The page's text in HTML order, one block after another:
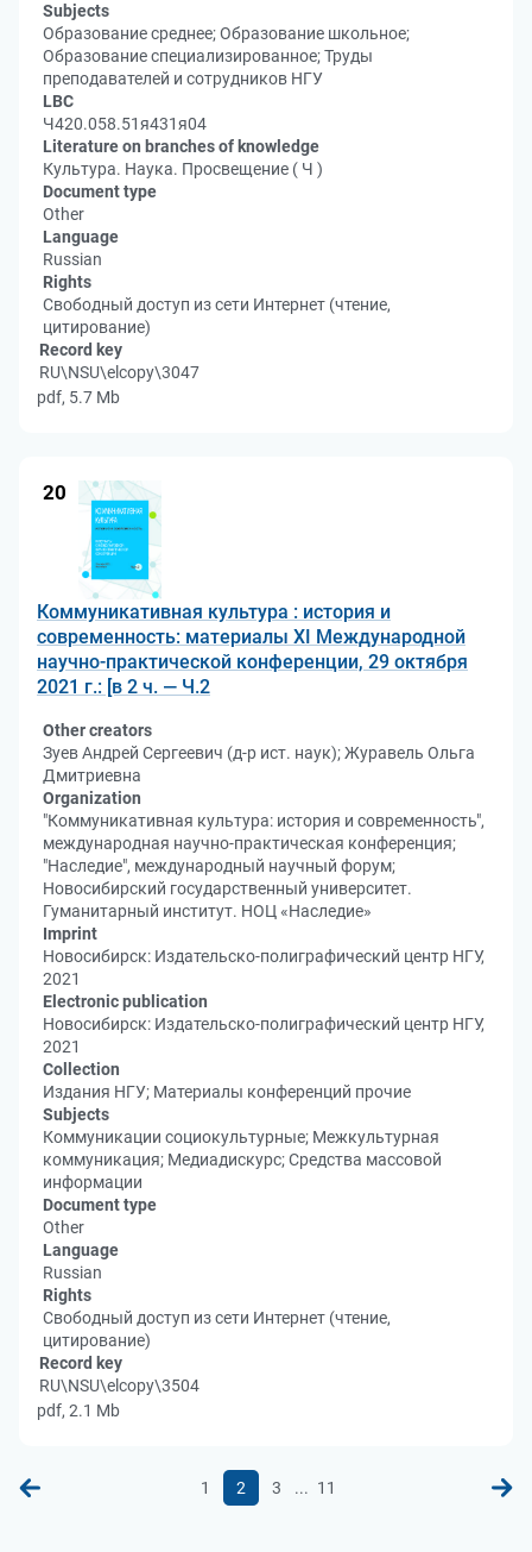
Subjects
Образование среднее; Образование школьное;
Образование специализированное; Труды
преподавателей и сотрудников НГУ
LBC
Ч420.058.51я431я04
Literature on branches of knowledge
Культура. Наука. Просвещение ( Ч )
Document type
Other
Language
Russian
Rights
Свободный доступ из сети Интернет (чтение,
цитирование)
Record key
RU\NSU\elcopy\3047
pdf, 5.7 Mb
20
Коммуникативная культура : история и
современность: материалы XI Международной
научно-практической конференции, 29 октября
2021 г.: [в 2 ч. — Ч.2
Other creators
Зуев Андрей Сергеевич (д-р ист. наук); Журавель Ольга
Дмитриевна
Organization
"Коммуникативная культура: история и современность",
международная научно-практическая конференция;
"Наследие", международный научный форум;
Новосибирский государственный университет.
Гуманитарный институт. НОЦ «Наследие»
Imprint
Новосибирск: Издательско-полиграфический центр НГУ,
2021
Electronic publication
Новосибирск: Издательско-полиграфический центр НГУ,
2021
Collection
Издания НГУ; Материалы конференций прочие
Subjects
Коммуникации социокультурные; Межкультурная
коммуникация; Медиадискурс; Средства массовой
информации
Document type
Other
Language
Russian
Rights
Свободный доступ из сети Интернет (чтение,
цитирование)
Record key
RU\NSU\elcopy\3504
pdf, 2.1 Mb
1 2 3 ... 11